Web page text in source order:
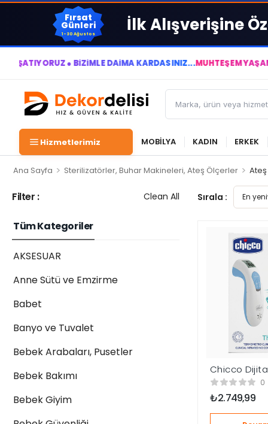
Fırsat
Günleri
1-30 Ağustos İlk Alışverişine
● BİZİMLE DAİMA KÂRDASINIZ...MUHTEŞEM YAŞAM
Hizmetlerimiz MOBİLYA KADIN ERKEK
Ana Sayfa > Sterilizatörler, Buhar Makineleri, Ateş Ölçerler >
Filter : Clean All
Tüm Kategoriler
AKSESUAR
Anne Sütü ve Emzirme
Babet
Banyo ve Tuvalet
Bebek Arabaları, Pusetler
Bebek Bakımı
Bebek Giyim
Sırala :
Chicco
Ateş Ölçer0
₺2.749,99